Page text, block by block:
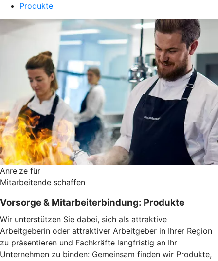
Produkte
Anreize für
Mitarbeitende schaffen
Vorsorge & Mitarbeiterbindung: Produkte
Wir unterstützen Sie dabei, sich als attraktive
Arbeitgeberin oder attraktiver Arbeitgeber in Ihrer Region
zu präsentieren und Fachkräfte langfristig an Ihr
Unternehmen zu binden: Gemeinsam finden wir Produkte,